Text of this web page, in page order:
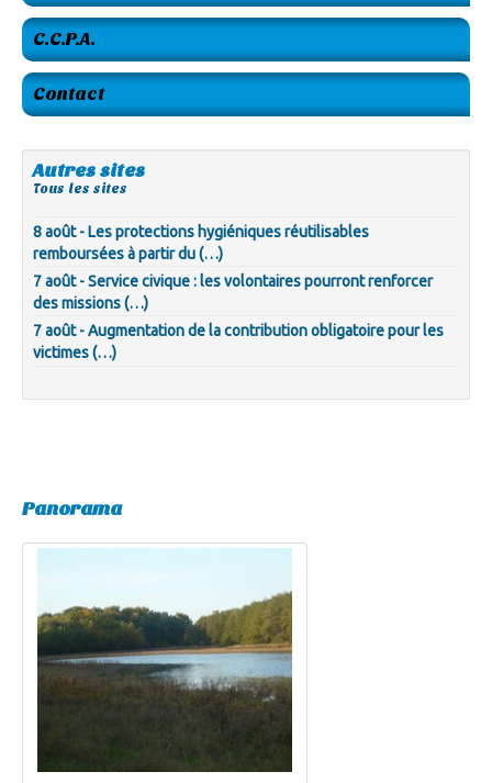
C.C.P.A.
Contact
Autres sites
Tous les sites
8 août - Les protections hygiéniques réutilisables
remboursées à partir du (…)
7 août - Service civique : les volontaires pourront renforcer
des missions (…)
7 août - Augmentation de la contribution obligatoire pour les
victimes (…)
Panorama